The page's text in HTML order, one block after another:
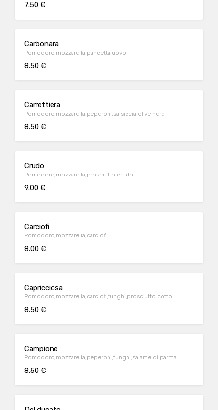
7.50 €
Carbonara
Pomodoro,mozzarella,pancetta,uovo
8.50 €
Carrettiera
Pomodoro,mozzarella,peperoni,salsiccia,olive nere
8.50 €
Crudo
Pomodoro,mozzarella,prosciutto crudo
9.00 €
Carciofi
Pomodoro,mozzarella,carciofi
8.00 €
Capricciosa
Pomodoro,mozzarella,carciofi,funghi,prosciutto cotto
8.50 €
Campione
Pomodoro,mozzarella,peperoni,funghi,salame di parma
8.50 €